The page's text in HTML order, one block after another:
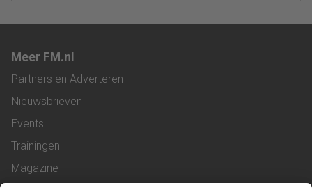
Meer FM.nl
Partners en Adverteren
Nieuwsbrieven
Events
Trainingen
Magazine